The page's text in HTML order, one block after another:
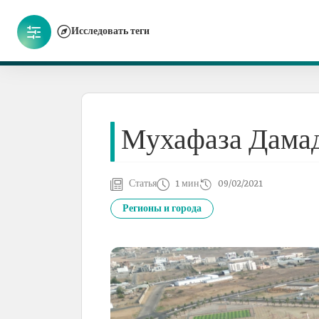
Исследовать теги
Мухафаза
Статья 1 мин 09/02/2021
Регионы и города